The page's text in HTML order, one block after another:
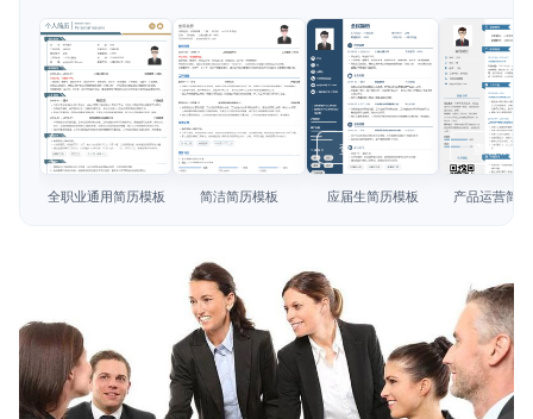
AI 职场工具 New
简历模板
简历教程
查看模板
全职业通用简历模板
查看模板
简洁简历模板
查看模板
应届生简历模板
查看模板
产品运营简